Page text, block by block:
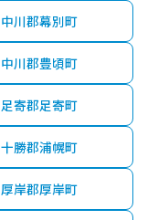
中川郡幕別町
中川郡豊頃町
足寄郡足寄町
十勝郡浦幌町
厚岸郡厚岸町